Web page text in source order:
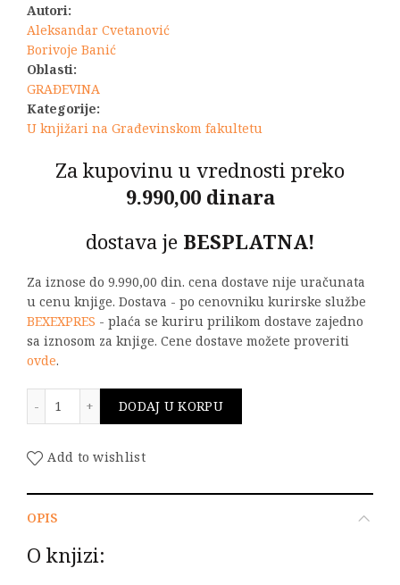
Autori:
Aleksandar Cvetanović
Borivoje Banić
Oblasti:
GRAĐEVINA
Kategorije:
U knjižari na Građevinskom fakultetu
Za kupovinu u vrednosti preko
9.990,00 dinara
dostava je BESPLATNA!
Za iznose do 9.990,00 din. cena dostave nije uračunata
u cenu knjige. Dostava - po cenovniku kurirske službe
BEXEXPRES - plaća se kuriru prilikom dostave zajedno
sa iznosom za knjige. Cene dostave možete proveriti
ovde.
DODAJ U KORPU
Add to wishlist
OPIS
O knjizi: